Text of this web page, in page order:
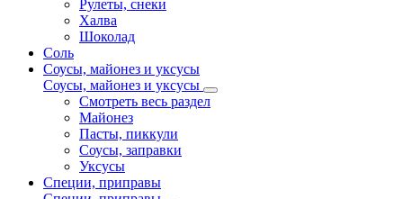
Рулеты, снеки
Халва
Шоколад
Соль
Соусы, майонез и уксусы
Соусы, майонез и уксусы
Смотреть весь раздел
Майонез
Пасты, пиккули
Соусы, заправки
Уксусы
Специи, приправы